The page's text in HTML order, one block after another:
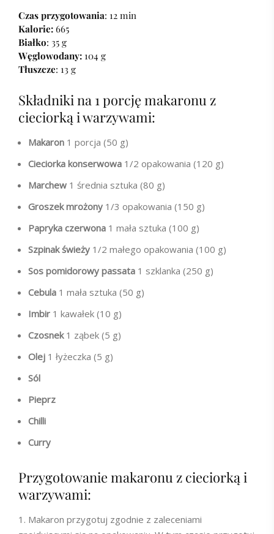
Czas przygotowania: 12 min
Kalorie: 665
Białko: 35 g
Węglowodany: 104 g
Tłuszcze: 13 g
Składniki na 1 porcję makaronu z
cieciorką i warzywami:
Makaron 1 porcja (50 g)
Cieciorka konserwowa 1/2 opakowania (120 g)
Marchew 1 średnia sztuka (80 g)
Groszek mrożony 1/3 opakowania (150 g)
Papryka czerwona 1 mała sztuka (100 g)
Szpinak świeży 1/2 małego opakowania (100 g)
Sos pomidorowy passata 1 szklanka (250 g)
Cebula 1 mała sztuka (50 g)
Imbir 1 kawałek (10 g)
Czosnek1 ząbek (5 g)
Olej 1 łyżeczka (5 g)
Sól
Pieprz
Chilli
Curry
Przygotowanie makaronu z cieciorką i
warzywami:
Makaron przygotuj zgodnie z zaleceniami